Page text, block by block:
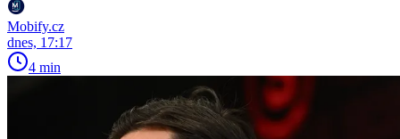
Mobify.cz
dnes, 17:17
4 min